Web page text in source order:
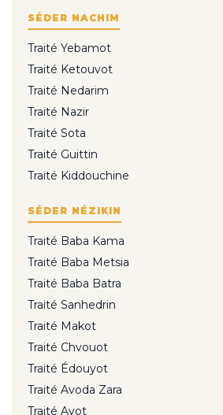
SÉDER NACHIM
Traité Yebamot
Traité Ketouvot
Traité Nedarim
Traité Nazir
Traité Sota
Traité Guittin
Traité Kiddouchine
SÉDER NÉZIKIN
Traité Baba Kama
Traité Baba Metsia
Traité Baba Batra
Traité Sanhedrin
Traité Makot
Traité Chvouot
Traité Édouyot
Traité Avoda Zara
Traité Avot